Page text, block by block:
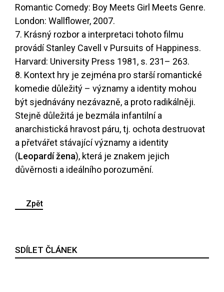
Romantic Comedy: Boy Meets Girl Meets Genre.
London: Wallflower, 2007.
7. Krásný rozbor a interpretaci tohoto filmu
provádí Stanley Cavell v Pursuits of Happiness.
Harvard: University Press 1981, s. 231– 263.
8. Kontext hry je zejména pro starší romantické
komedie důležitý – významy a identity mohou
být sjednávány nezávazně, a proto radikálněji.
Stejně důležitá je bezmála infantilní a
anarchistická hravost páru, tj. ochota destruovat
a přetvářet stávající významy a identity
(Leopardí žena), která je znakem jejich
důvěrnosti a ideálního porozumění.
Zpět
SDÍLET ČLÁNEK